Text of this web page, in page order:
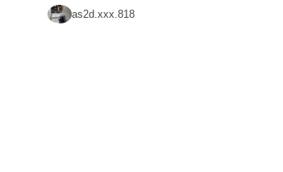
as2d.xxx.818